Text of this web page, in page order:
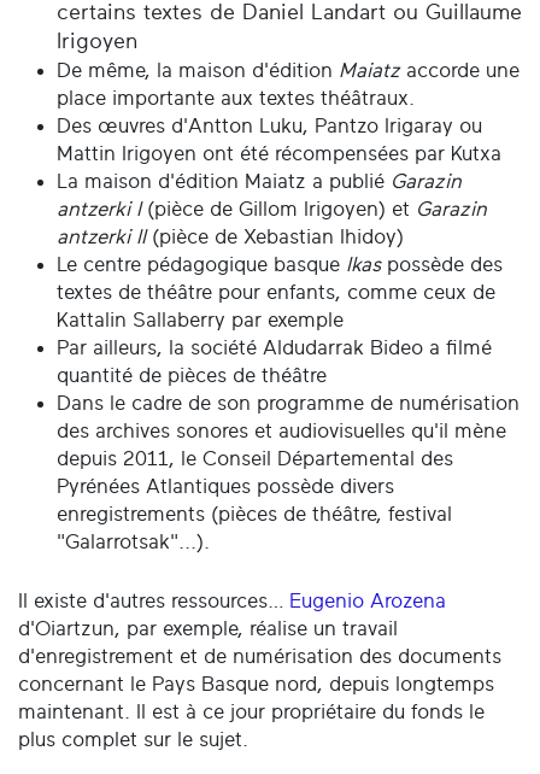
certains textes de Daniel Landart ou Guillaume
Irigoyen
De même, la maison d'édition Maiatzaccorde une
place importante aux textes théâtraux.
Des œuvres d'Antton Luku, Pantzo Irigaray ou
Mattin Irigoyen ont été récompensées par Kutxa
La maison d'édition Maiatz a publié Garazin
antzerki I (pièce de Gillom Irigoyen) et Garazin
antzerki II(pièce de Xebastian Ihidoy)
Le centre pédagogique basque Ikaspossède des
textes de théâtre pour enfants, comme ceux de
Kattalin Sallaberry par exemple
Par ailleurs, la société Aldudarrak Bideo a filmé
quantité de pièces de théâtre
Dans le cadre de son programme de numérisation
des archives sonores et audiovisuelles qu'il mène
depuis 2011, le Conseil Départemental des
Pyrénées Atlantiques possède divers
enregistrements (pièces de théâtre, festival
"Galarrotsak"...).
Il existe d'autres ressources…
Eugenio Arozena
d'Oiartzun, par exemple, réalise un travail
d'enregistrement et de numérisation des documents
concernant le Pays Basque nord, depuis longtemps
maintenant. Il est à ce jour propriétaire du fonds le
plus complet sur le sujet.